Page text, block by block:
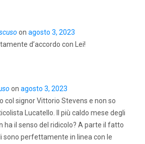
on agosto 3, 2023
d’accordo con Lei!
on agosto 3, 2023
col signor Vittorio Stevens e non so
Lucatello. Il più caldo mese degli
ha il senso del ridicolo? A parte il fatto
sono perfettamente in linea con le